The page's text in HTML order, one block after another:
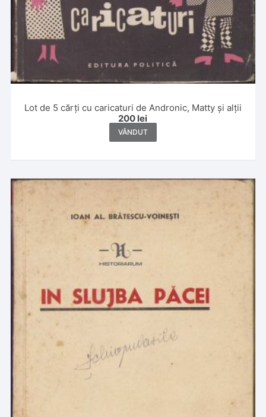
Lot de 5 cărți cu caricaturi de Andronic, Matty și alții
200 lei
VÂNDUT